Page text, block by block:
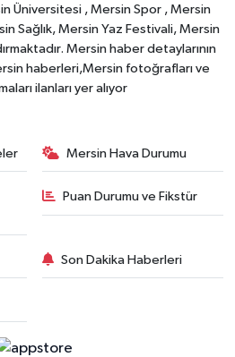
Üniversitesi , Mersin Spor , Mersin
Sağlık, Mersin Yaz Festivali, Mersin
Mersin haber detaylarının
haberleri,Mersin fotoğrafları ve
ilanları yer alıyor
Mersin Hava Durumu
Puan Durumu ve Fikstür
Son Dakika Haberleri